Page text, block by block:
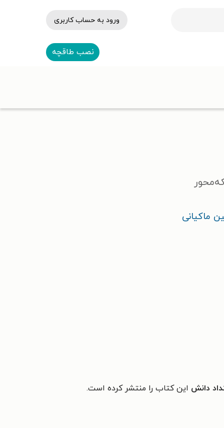
ورود به حساب کاربری
نصب طاقچه
ماکیانی
دانش این کتاب را منتشر کرده است.